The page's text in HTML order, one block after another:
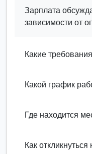
Зарплата
зависимости от
Какие
Какой график
Где находится
Как